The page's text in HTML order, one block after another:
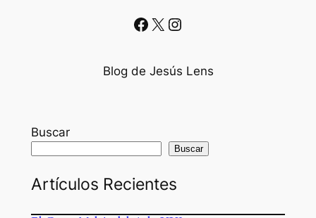
Facebook X Instagram
Blog de Jesús Lens
Buscar
Buscar
Artículos Recientes